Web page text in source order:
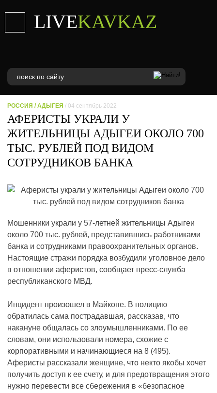
LIVEKAVKAZ
РОССИЯ /АДЫГЕЯ / 04 сентябрь 2022
АФЕРИСТЫ УКРАЛИ У
ЖИТЕЛЬНИЦЫ АДЫГЕИ ОКОЛО 700
ТЫС. РУБЛЕЙ ПОД ВИДОМ
СОТРУДНИКОВ БАНКА
Мошенники украли у 57-летней жительницы Адыгеи
около 700 тыс. рублей, представившись работниками
банка и сотрудниками правоохранительных органов.
Настоящие стражи порядка возбудили уголовное дело
в отношении аферистов, сообщает пресс-служба
республиканского МВД.
Инцидент произошел в Майкопе. В полицию
обратилась сама пострадавшая, рассказав, что
накануне общалась со злоумышленниками. По ее
словам, они использовали номера, схожие с
корпоративными и начинающиеся на 8 (495).
Аферисты рассказали женщине, что некто якобы хочет
получить доступ к ее счету, и для предотвращения этого
нужно перевести все сбережения в «безопасное